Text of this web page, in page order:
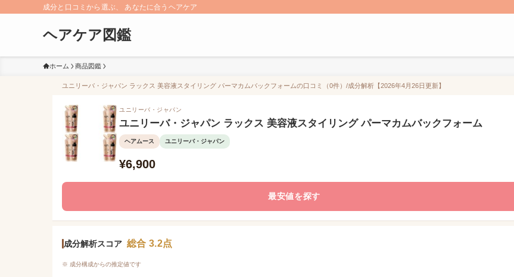
成分と口コミから選ぶ、 あなたに合うヘアケア
ヘアケア図鑑
ホーム 商品図鑑
ユニリーバ・ジャパン ラックス 美容液スタイリング パーマカムバックフォームの口コミ（0件）/成分解析【2026年4月26日更新】
ユニリーバ・ジャパン
ユニリーバ・ジャパン ラックス 美容液スタイリング パーマカムバックフォーム
ヘアムース ユニリーバ・ジャパン
¥6,900
最安値を探す
成分解析スコア 総合 3.2点
※ 成分構成からの推定値です